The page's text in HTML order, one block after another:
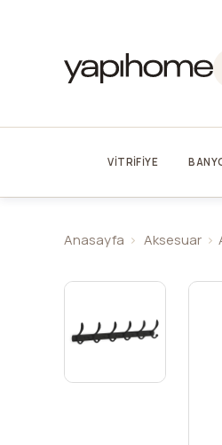
VİTRİFİYE
Anasayfa Aksesuar